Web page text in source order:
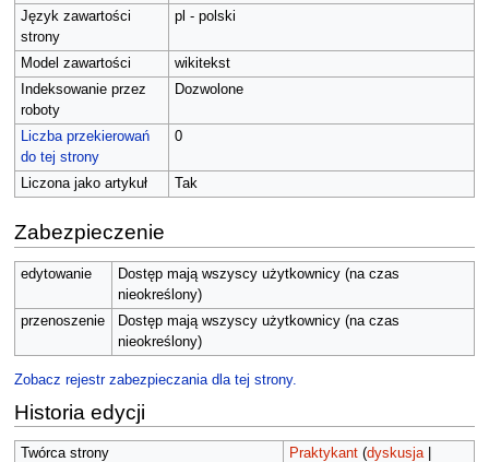
Język zawartości
strony
pl - polski
Model zawartości
wikitekst
Indeksowanie przez
roboty
Dozwolone
Liczba przekierowań
do tej strony
0
Liczona jako artykuł Tak
Zabezpieczenie
edytowanie
Dostęp mają wszyscy użytkownicy (na czas
nieokreślony)
przenoszenie
Dostęp mają wszyscy użytkownicy (na czas
nieokreślony)
Zobacz rejestr zabezpieczania dla tej strony.
Historia edycji
Twórca strony Praktykant (dyskusja|